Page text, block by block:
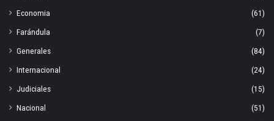
Economia
(61)
Farándula
(7)
Generales
(84)
Internacional
(24)
Judiciales
(15)
Nacional
(51)